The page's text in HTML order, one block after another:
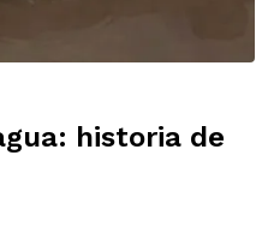
historia de